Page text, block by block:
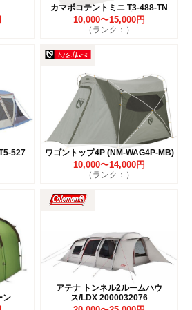
カマボコテントミニ T3-488-TN
10,000〜15,000円
（ランク：）
527 ワゴントップ4P (NM-WAG4P-MB)
10,000〜14,000円
（ランク：）
ン
アテナ トンネル2ルームハウ
ス/LDX 2000032076